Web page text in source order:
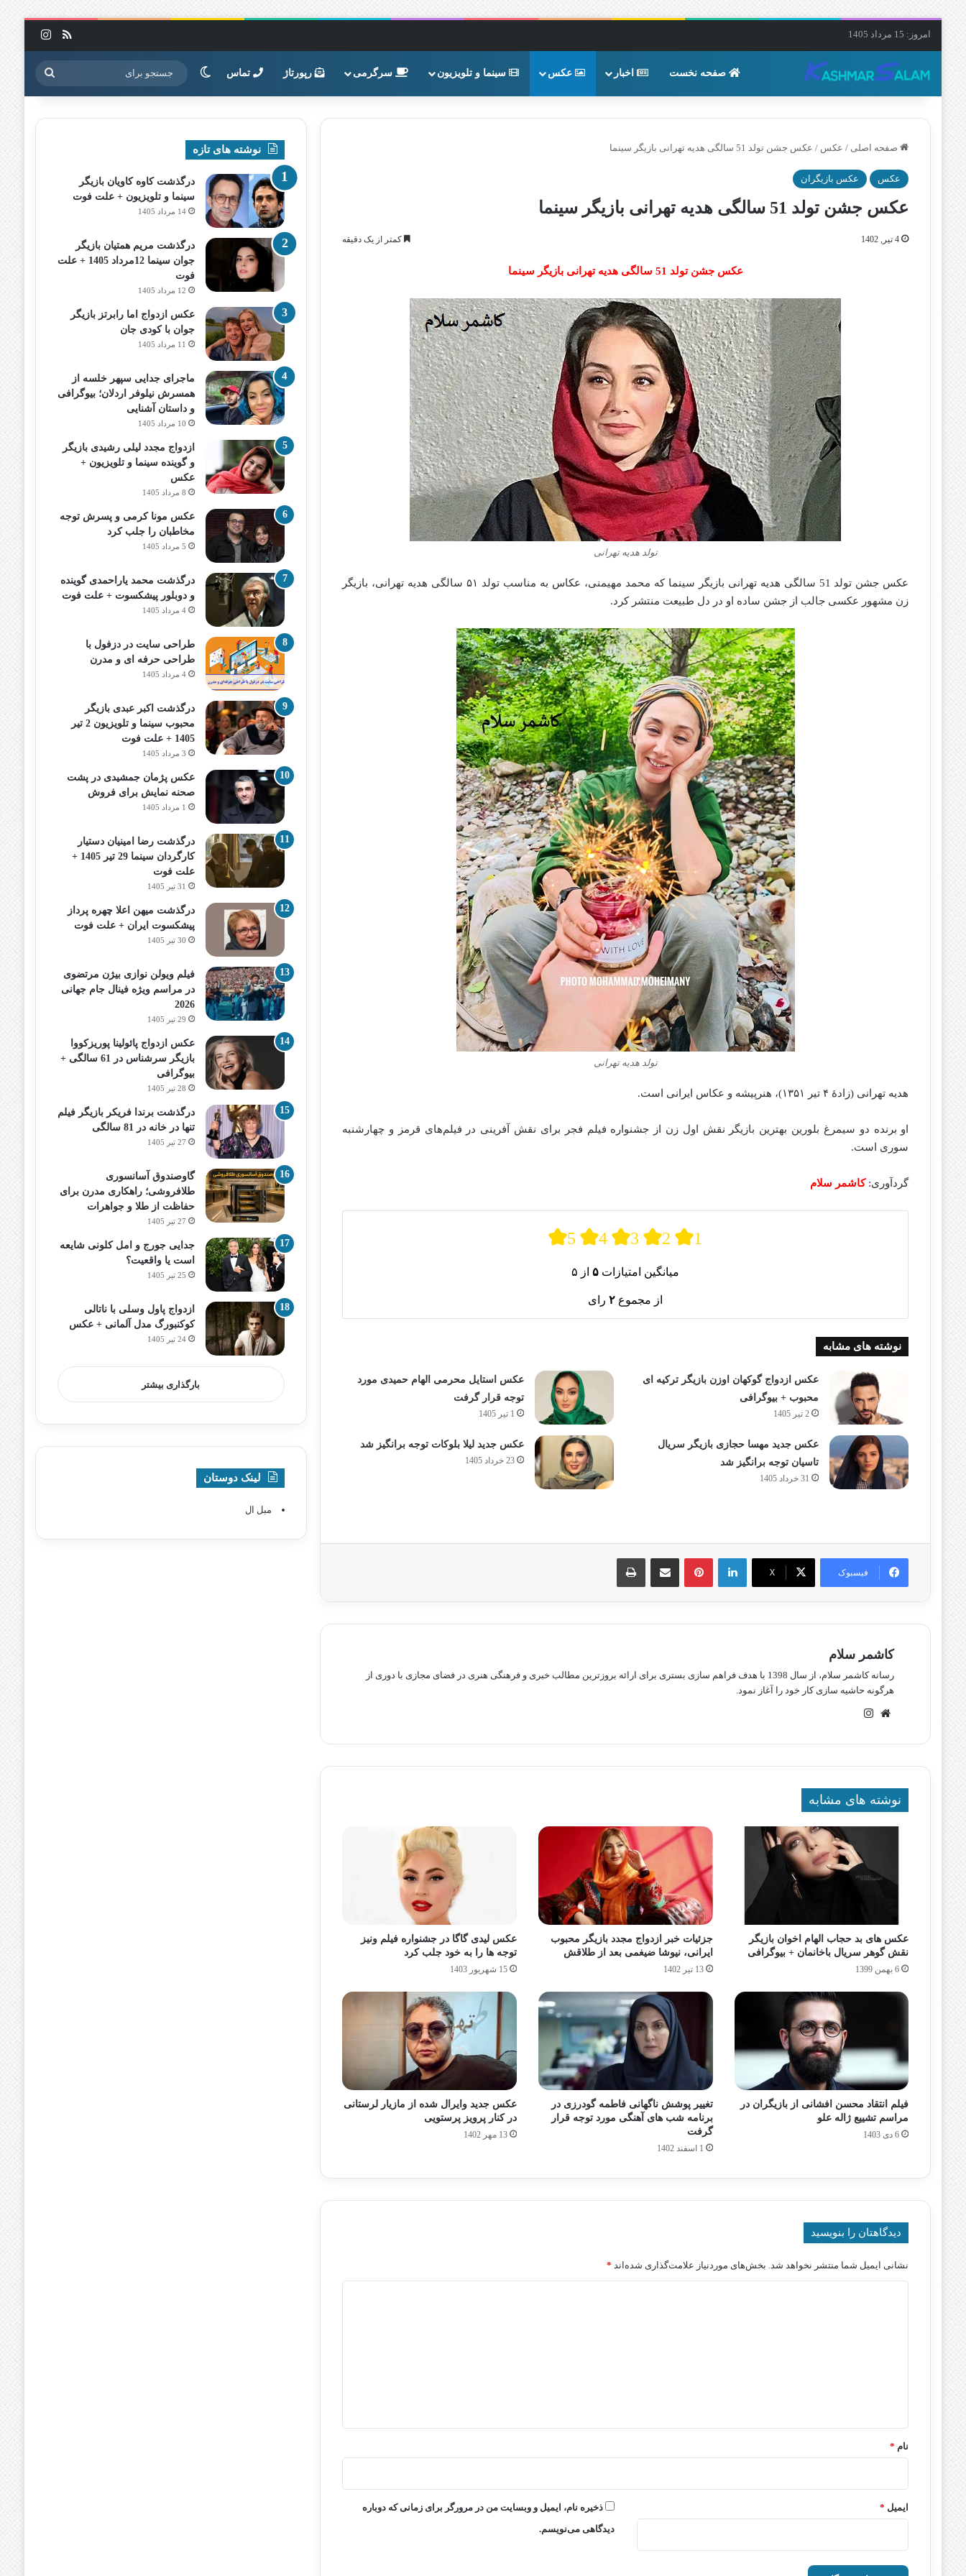
امروز: 15 مرداد 1405 خوراک
صفحه نخست اخبار عکس سینما و تلویزیون سرگرمی رپورتاژ تماس تغییر پوسته جستجو
برای
صفحه اصلی / عکس / عکس جشن تولد 51 سالگی هدیه تهرانی بازیگر سینما
عکس عکس بازیگران
عکس جشن تولد 51 سالگی هدیه تهرانی بازیگر سینما
4 تیر, 1402 کمتر از یک دقیقه
عکس جشن تولد 51 سالگی هدیه تهرانی بازیگر سینما
تولد هدیه تهرانی
عکس جشن تولد 51 سالگی هدیه تهرانی بازیگر سینما که محمد مهیمنی، عکاس به مناسب تولد ۵۱ سالگی هدیه تهرانی، بازیگر
زن مشهور عکسی جالب از جشن ساده او در دل طبیعت منتشر کرد.
تولد هدیه تهرانی
هدیه تهرانی (زادهٔ ۴ تیر ۱۳۵۱)، هنرپیشه و عکاس ایرانی است.
او برنده دو سیمرغ بلورین بهترین بازیگر نقش اول زن از جشنواره فیلم فجر برای نقش آفرینی در فیلم‌های قرمز و چهارشنبه
سوری است.
گردآوری:کاشمر سلام
5 4 3 2 1
میانگین امتیازات ۵ از ۵
از مجموع ۲ رای
نوشته های مشابه
عکس ازدواج گوکهان اوزن بازیگر ترکیه ای
محبوب + بیوگرافی
2 تیر 1405
عکس استایل محرمی الهام حمیدی مورد
توجه قرار گرفت
1 تیر 1405
عکس جدید مهسا حجازی بازیگر سریال
تاسیان توجه برانگیز شد
31 خرداد 1405
عکس جدید لیلا بلوکات توجه برانگیز شد
23 خرداد 1405
فیسبوک X
لینکدین پینترستاشتراک گذاری از طریق ایمیل چاپ
کاشمر سلام
رسانه کاشمر سلام، از سال 1398 با هدف فراهم سازی بستری برای ارائه بروزترین مطالب خبری و فرهنگی هنری در فضای مجازی با دوری از
هرگونه حاشیه سازی کار خود را آغاز نمود.
وبسایت
نوشته های مشابه
عکس های بد حجاب الهام اخوان بازیگر
نقش گوهر سریال باخانمان + بیوگرافی
6 بهمن 1399
جزئیات خبر ازدواج مجدد بازیگر محبوب
ایرانی، نیوشا ضیغمی بعد از طلاقش
13 تیر 1402
عکس لیدی گاگا در جشنواره فیلم ونیز
توجه ها را به خود جلب کرد
15 شهریور 1403
فیلم انتقاد محسن افشانی از بازیگران در
مراسم تشییع ژاله علو
6 دی 1403
تغییر پوشش ناگهانی فاطمه گودرزی در
برنامه شب های آهنگی مورد توجه قرار
گرفت
1 اسفند 1402
عکس جدید وایرال شده از مازیار لرستانی
در کنار پرویز پرستویی
13 مهر 1402
دیدگاهتان را بنویسید
نشانی ایمیل شما منتشر نخواهد شد. بخش‌های موردنیاز علامت‌گذاری شده‌اند *
نام *
ایمیل *
ذخیره نام، ایمیل و وبسایت من در مرورگر برای زمانی که دوباره
دیدگاهی می‌نویسم.
نوشته های تازه
درگذشت کاوه کاویان بازیگر
سینما و تلویزیون + علت فوت
14 مرداد 1405
درگذشت مریم همتیان بازیگر
جوان سینما 12مرداد 1405 + علت
فوت
12 مرداد 1405
عکس ازدواج اما رابرتز بازیگر
جوان با کودی جان
11 مرداد 1405
ماجرای جدایی سپهر خلسه از
همسرش نیلوفر اردلان؛ بیوگرافی
و داستان آشنایی
10 مرداد 1405
ازدواج مجدد لیلی رشیدی بازیگر
و گوینده سینما و تلویزیون +
عکس
8 مرداد 1405
عکس مونا کرمی و پسرش توجه
مخاطبان را جلب کرد
5 مرداد 1405
درگذشت محمد یاراحمدی گوینده
و دوبلور پیشکسوت + علت فوت
4 مرداد 1405
طراحی سایت در دزفول با
طراحی حرفه‌ ای و مدرن
4 مرداد 1405
درگذشت اکبر عبدی بازیگر
محبوب سینما و تلویزیون 2 تیر
1405 + علت فوت
3 مرداد 1405
عکس پژمان جمشیدی در پشت
صحنه نمایش برای فروش
1 مرداد 1405
درگذشت رضا امینیان دستیار
کارگردان سینما 29 تیر 1405 +
علت فوت
31 تیر 1405
درگذشت میهن اعلا چهره پرداز
پیشکسوت ایران + علت فوت
30 تیر 1405
فیلم ویولن نوازی بیژن مرتضوی
در مراسم ویژه فینال جام جهانی
2026
29 تیر 1405
عکس ازدواج پائولینا پوریزکووا
بازیگر سرشناس در 61 سالگی +
بیوگرافی
28 تیر 1405
درگذشت برندا فریکر بازیگر فیلم
تنها در خانه در 81 سالگی
27 تیر 1405
گاوصندوق آسانسوری
طلافروشی؛ راهکاری مدرن برای
حفاظت از طلا و جواهرات
27 تیر 1405
جدایی جورج و امل کلونی شایعه
است یا واقعیت؟
25 تیر 1405
ازدواج پاول وسلی با ناتالی
کوکنبورگ مدل آلمانی + عکس
24 تیر 1405
بارگذاری بیشتر
لینک دوستان
مبل ال